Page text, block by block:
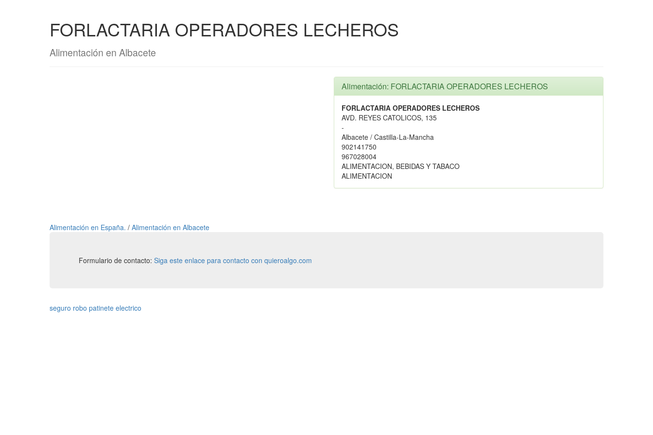
FORLACTARIA OPERADORES LECHEROS
Alimentación en Albacete
Alimentación: FORLACTARIA OPERADORES LECHEROS
FORLACTARIA OPERADORES LECHEROS
AVD. REYES CATOLICOS, 135
-
Albacete / Castilla-La-Mancha
902141750
967028004
ALIMENTACION, BEBIDAS Y TABACO
ALIMENTACION
Alimentación en España. / Alimentación en Albacete
Formulario de contacto: Siga este enlace para contacto con quieroalgo.com
seguro robo patinete electrico